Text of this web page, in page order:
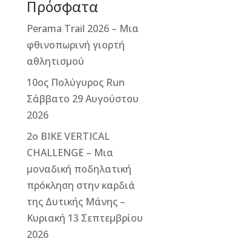
Πρόσφατα
Perama Trail 2026 – Μια
φθινοπωρινή γιορτή
αθλητισμού
10ος Πολύγυρος Run
Σάββατο 29 Αυγούστου
2026
2ο ΒΙΚΕ VERTICAL
CHALLENGE – Μια
μοναδική ποδηλατική
πρόκληση στην καρδιά
της Δυτικής Μάνης –
Κυριακή 13 Σεπτεμβρίου
2026